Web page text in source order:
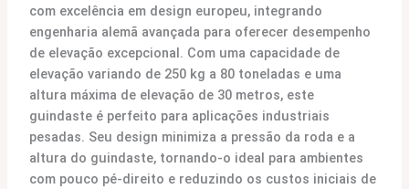
com excelência em design europeu, integrando
engenharia alemã avançada para oferecer desempenho
de elevação excepcional. Com uma capacidade de
elevação variando de 250 kg a 80 toneladas e uma
altura máxima de elevação de 30 metros, este
guindaste é perfeito para aplicações industriais
pesadas. Seu design minimiza a pressão da roda e a
altura do guindaste, tornando-o ideal para ambientes
com pouco pé-direito e reduzindo os custos iniciais de